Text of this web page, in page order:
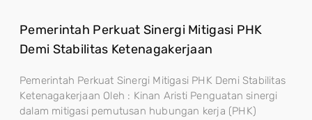
Pemerintah Perkuat Sinergi Mitigasi PHK
Demi Stabilitas Ketenagakerjaan
Pemerintah Perkuat Sinergi Mitigasi PHK Demi Stabilitas
Ketenagakerjaan Oleh : Kinan Aristi Penguatan sinergi
dalam mitigasi pemutusan hubungan kerja (PHK)